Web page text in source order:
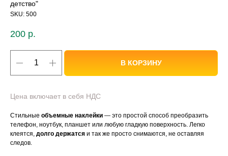
детство"
SKU: 500
200 р.
В КОРЗИНУ
Цена включает в себя НДС
Стильные объемные наклейки — это простой способ преобразить
телефон, ноутбук, планшет или любую гладкую поверхность. Легко
клеятся, долго держатся и так же просто снимаются, не оставляя
следов.